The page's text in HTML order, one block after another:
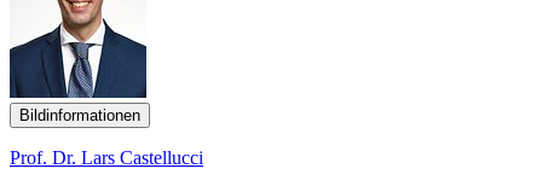
Bildinformationen
Prof. Dr. Lars Castellucci